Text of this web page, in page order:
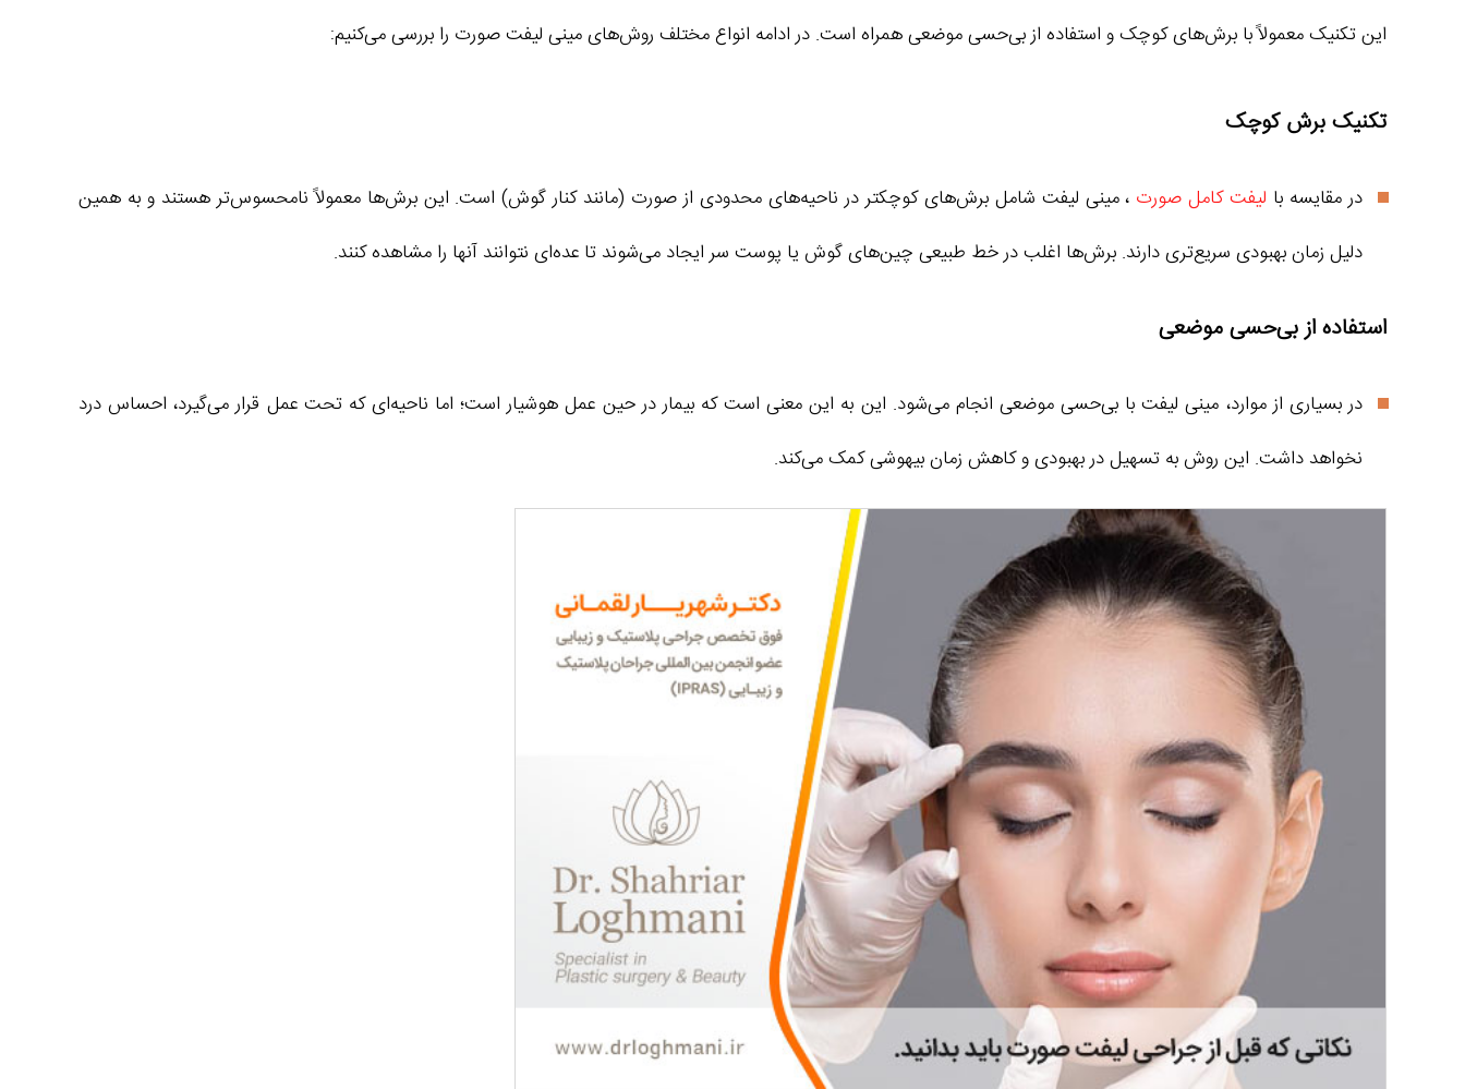
این تکنیک معمولاً با برش‌های کوچک و استفاده از بی‌حسی موضعی همراه است. در ادامه انواع مختلف روش‌های مینی لیفت صورت را بررسی می‌کنیم:
تکنیک برش کوچک
در مقایسه با لیفت کامل صورت ، مینی لیفت شامل برش‌های کوچکتر در ناحیه‌های محدودی از صورت (مانند کنار گوش) است. این برش‌ها معمولاً نامحسوس‌تر هستند و به همین
دلیل زمان بهبودی سریع‌تری دارند. برش‌ها اغلب در خط طبیعی چین‌های گوش یا پوست سر ایجاد می‌شوند تا عده‌ای نتوانند آنها را مشاهده کنند.
استفاده از بی‌حسی موضعی
در بسیاری از موارد، مینی لیفت با بی‌حسی موضعی انجام می‌شود. این به این معنی است که بیمار در حین عمل هوشیار است؛ اما ناحیه‌ای که تحت عمل قرار می‌گیرد، احساس درد
نخواهد داشت. این روش به تسهیل در بهبودی و کاهش زمان بیهوشی کمک می‌کند.